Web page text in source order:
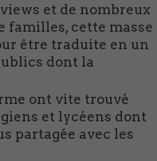
et de nombreux
familles, cette masse
être traduite en un
dont la
ont vite trouvé
et lycéens dont
partagée avec les